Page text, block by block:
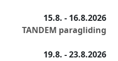
15.8. - 16.8.2026
TANDEM paragliding
19.8. - 23.8.2026